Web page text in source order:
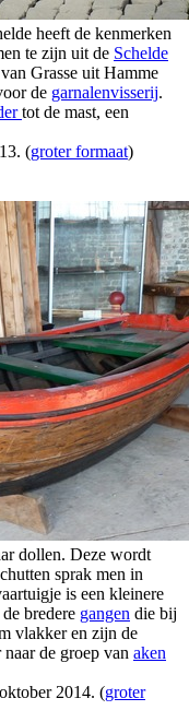
heeft de kenmerken
te zijn uit de Schelde
Grasse uit Hamme
de garnalenvisserij.
tot de mast, een
(groter formaat)
dollen. Deze wordt
sprak men in
is een kleinere
bredere gangen die bij
vlakker en zijn de
de groep van aken
2014. (groter